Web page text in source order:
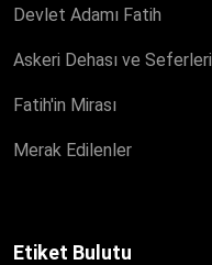
Devlet Adamı Fatih
Askeri Dehası ve Seferleri
Fatih'in Mirası
Merak Edilenler
Etiket Bulutu